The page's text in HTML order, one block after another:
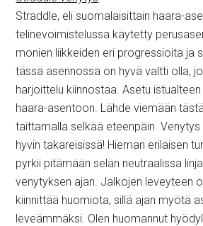
Straddle, eli suomalaisittain haara-
telinevoimistelussa käytetty
monien liikkeiden eri progressioita ja
tässä asennossa on hyvä valtti olla,
harjoittelu kiinnostaa. Asetu
haara-asentoon. Lähde viemään
taittamalla selkää eteenpäin. Venytys
hyvin takareisissä! Hieman erilaisen
pyrkii pitämään selän neutraalissa
venytyksen ajan. Jalkojen leveyteen
kiinnittää huomiota, sillä ajan myötä
leveämmäksi. Olen huomannut